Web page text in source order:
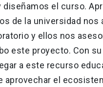
diseñamos el curso.
de la universidad nos
y ellos nos
este proyecto. Con
a este recurso
aprovechar el